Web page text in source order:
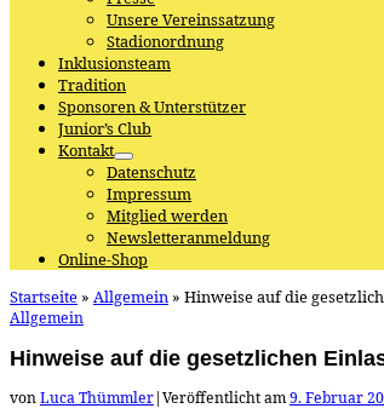
Unsere Vereinssatzung
Stadionordnung
Inklusionsteam
Tradition
Sponsoren & Unterstützer
Junior’s Club
Kontakt
Datenschutz
Impressum
Mitglied werden
Newsletteranmeldung
Online-Shop
Startseite » Allgemein » Hinweise auf die
Allgemein
Hinweise auf die gesetzlichen
vonLuca Thümmler|Veröffentlicht am9. Februar